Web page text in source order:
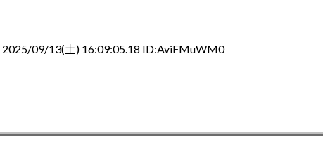
2025/09/13(土) 16:09:05.18 ID:AviFMuWM0